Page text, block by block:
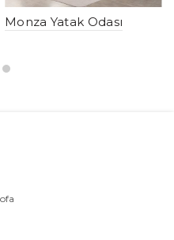
Monza Yatak Odası